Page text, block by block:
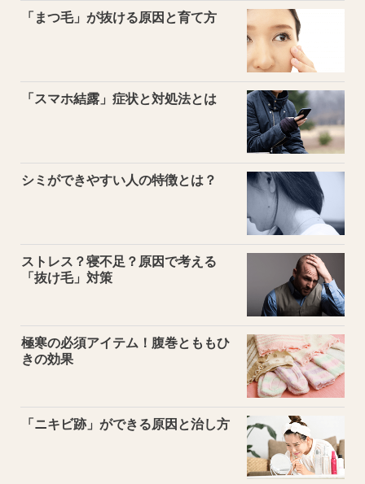
「まつ毛」が抜ける原因と育て方
「スマホ結露」症状と対処法とは
シミができやすい人の特徴とは？
ストレス？寝不足？原因で考える
「抜け毛」対策
極寒の必須アイテム！腹巻とももひ
きの効果
「ニキビ跡」ができる原因と治し方